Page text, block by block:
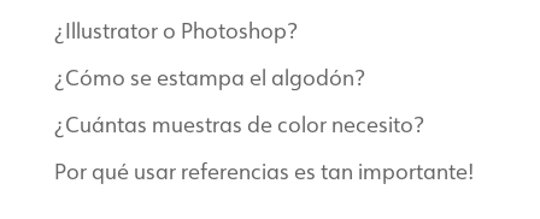
¿Illustrator o Photoshop?
¿Cómo se estampa el algodón?
¿Cuántas muestras de color necesito?
Por qué usar referencias es tan importante!